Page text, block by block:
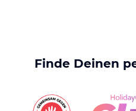
Finde Deinen